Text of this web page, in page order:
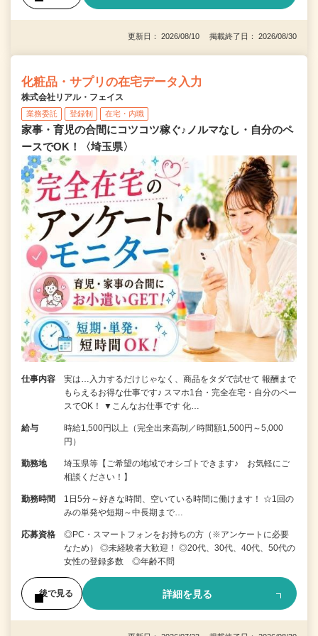
更新日： 2026/08/10 掲載終了日： 2026/08/30
化粧品・サプリの在宅データ入力
株式会社リアル・フェイス
業務委託 登録制 在宅・内職
家事・育児の合間にコツコツ稼ぐ♪ノルマなし・自分のペ
ースでOK！〈埼玉県〉
仕事内容
実は…入力するだけじゃなく、商品をタダで試せて 報酬まで
もらえるお得な仕事です♪ スマホ1台・完全在宅・自分のペー
スでOK！ ▼こんなお仕事です 化…
給与
時給1,500円以上（完全出来高制／時間額1,500円～5,000
円）
勤務地
埼玉県等【ご希望の地域でオシゴトできます♪ お気軽にご
相談ください！】
勤務時間
1日5分～好きな時間、空いている時間に働けます！ ☆1回の
みの単発や短期～中長期まで…
応募資格
◎PC・スマートフォンをお持ちの方（※アンケートに必要
なため） ◎未経験者大歓迎！ ◎20代、30代、40代、50代の
女性の登録多数 ◎年齢不問
後で見る 詳細を見る